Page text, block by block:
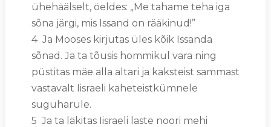
ühehäälselt, öeldes: „Me tahame teha iga
sõna järgi, mis Issand on rääkinud!”
4 Ja Mooses kirjutas üles kõik Issanda
sõnad. Ja ta tõusis hommikul vara ning
püstitas mäe alla altari ja kaksteist sammast
vastavalt Iisraeli kaheteistkümnele
suguharule.
5 Ja ta läkitas Iisraeli laste noori mehi